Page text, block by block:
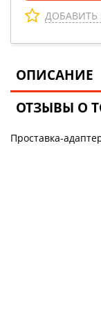
ДОБАВИТЬ
ОПИСАНИЕ
ОТЗЫВЫ О
Проставка-